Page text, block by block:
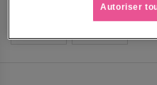
9 10
Autoriser